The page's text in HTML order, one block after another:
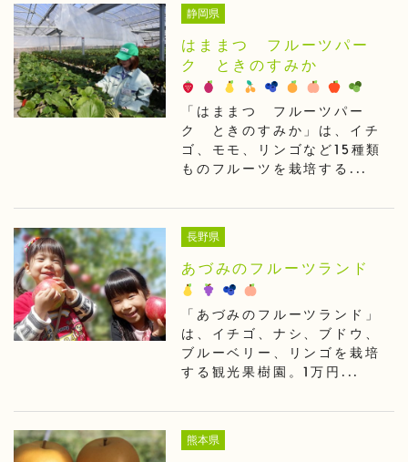
静岡県
はままつ フルーツパー
ク ときのすみか
「はままつ フルーツパー
ク ときのすみか」は、イチ
ゴ、モモ、リンゴなど15種類
ものフルーツを栽培する...
長野県
あづみのフルーツランド
「あづみのフルーツランド」
は、イチゴ、ナシ、ブドウ、
ブルーベリー、リンゴを栽培
する観光果樹園。1万円...
熊本県